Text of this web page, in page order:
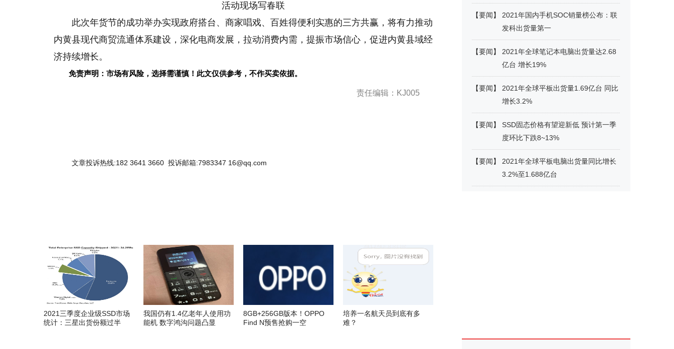
活动现场写春联
此次年货节的成功举办实现政府搭台、商家唱戏、百姓得便利实惠的三方共赢，将有力推动
内黄县现代商贸流通体系建设，深化电商发展，拉动消费内需，提振市场信心，促进内黄县域经
济持续增长。
免责声明：市场有风险，选择需谨慎！此文仅供参考，不作买卖依据。
责任编辑：KJ005
文章投诉热线:182 3641 3660 投诉邮箱:7983347 16@qq.com
2021三季度企业级SSD市场
统计：三星出货份额过半
我国仍有1.4亿老年人使用功
能机 数字鸿沟问题凸显
8GB+256GB版本！OPPO
Find N预售抢购一空
培养一名航天员到底有多
难？
【要闻】
2021年国内手机SOC销量榜公布：联
发科出货量第一
【要闻】
2021年全球笔记本电脑出货量达2.68
亿台 增长19%
【要闻】
2021年全球平板出货量1.69亿台 同比
增长3.2%
【要闻】
SSD固态价格有望迎新低 预计第一季
度环比下跌8~13%
【要闻】
2021年全球平板电脑出货量同比增长
3.2%至1.688亿台